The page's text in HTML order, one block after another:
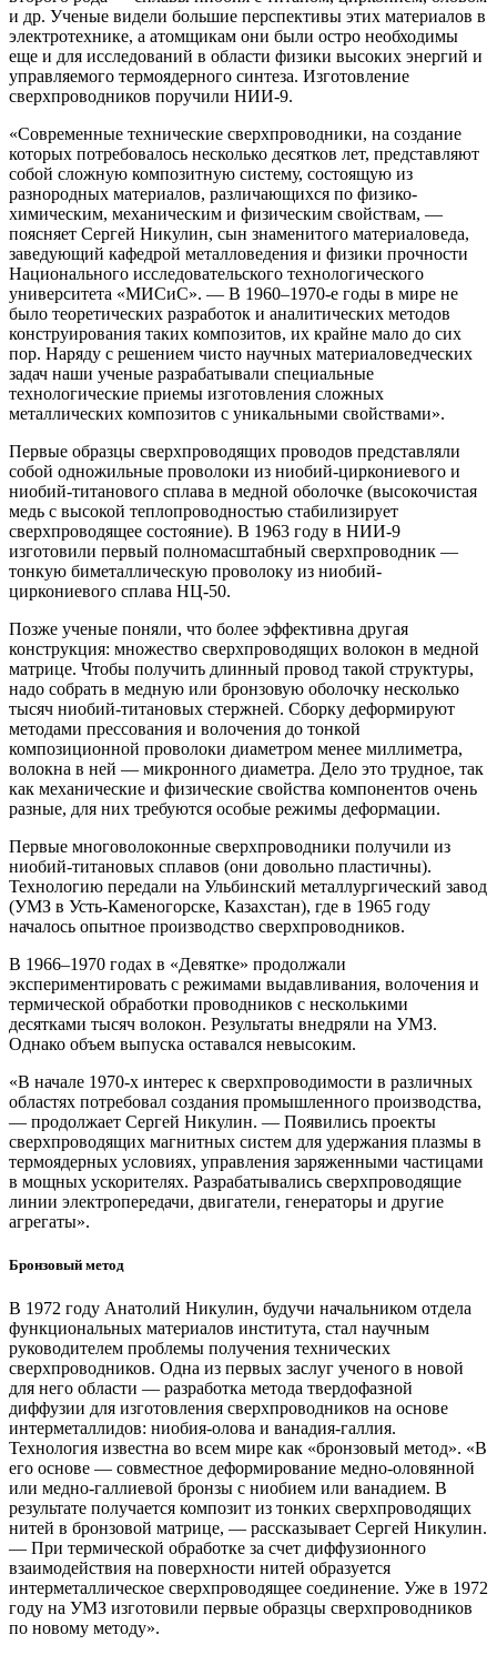
и др. Ученые видели большие перспективы этих материалов в
электротехнике, а атомщикам они были остро необходимы
еще и для исследований в области физики высоких энергий и
управляемого термоядерного синтеза. Изготовление
сверхпроводников поручили НИИ‑9.
«Современные технические сверхпроводники, на создание
которых потребовалось несколько десятков лет, представляют
собой сложную композитную систему, состоящую из
разнородных материалов, различающихся по физико-
химическим, механическим и физическим свойствам, —
поясняет Сергей Никулин, сын знаменитого материаловеда,
заведующий кафедрой металловедения и физики прочности
Национального исследовательского технологического
университета «МИСиС». — В 1960–1970‑е годы в мире не
было теоретических разработок и аналитических методов
конструирования таких композитов, их крайне мало до сих
пор. Наряду с решением чисто научных материаловедческих
задач наши ученые разрабатывали специальные
технологические приемы изготовления сложных
металлических композитов с уникальными свойствами».
Первые образцы сверхпроводящих проводов представляли
собой одножильные проволоки из ниобий-циркониевого и
ниобий-титанового сплава в медной оболочке (высокочистая
медь с высокой теплопроводностью стабилизирует
сверхпроводящее состояние). В 1963 году в НИИ‑9
изготовили первый полномасштабный сверхпроводник —
тонкую биметаллическую проволоку из ниобий-
циркониевого сплава НЦ‑50.
Позже ученые поняли, что более эффективна другая
конструкция: множество сверхпроводящих волокон в медной
матрице. Чтобы получить длинный провод такой структуры,
надо собрать в медную или бронзовую оболочку несколько
тысяч ниобий-титановых стержней. Сборку деформируют
методами прессования и волочения до тонкой
композиционной проволоки диаметром менее миллиметра,
волокна в ней — микронного диаметра. Дело это трудное, так
как механические и физические свойства компонентов очень
разные, для них требуются особые режимы деформации.
Первые многоволоконные сверхпроводники получили из
ниобий-титановых сплавов (они довольно пластичны).
Технологию передали на Ульбинский металлургический завод
(УМЗ в Усть-Каменогорске, Казахстан), где в 1965 году
началось опытное производство сверхпроводников.
В 1966–1970 годах в «Девятке» продолжали
экспериментировать с режимами выдавливания, волочения и
термической обработки проводников с несколькими
десятками тысяч волокон. Результаты внедряли на УМЗ.
Однако объем выпуска оставался невысоким.
«В начале 1970‑х интерес к сверхпроводимости в различных
областях потребовал создания промышленного производства,
— продолжает Сергей Никулин. — Появились проекты
сверхпроводящих магнитных систем для удержания плазмы в
термоядерных условиях, управления заряженными частицами
в мощных ускорителях. Разрабатывались сверхпроводящие
линии электропередачи, двигатели, генераторы и другие
агрегаты».
Бронзовый метод
В 1972 году Анатолий Никулин, будучи начальником отдела
функциональных материалов института, стал научным
руководителем проблемы получения технических
сверхпроводников. Одна из первых заслуг ученого в новой
для него области — разработка метода твердофазной
диффузии для изготовления сверхпроводников на основе
интерметаллидов: ниобия-олова и ванадия-галлия.
Технология известна во всем мире как «бронзовый метод». «В
его основе — совместное деформирование медно-оловянной
или медно-галлиевой бронзы с ниобием или ванадием. В
результате получается композит из тонких сверхпроводящих
нитей в бронзовой матрице, — рассказывает Сергей Никулин.
— При термической обработке за счет диффузионного
взаимодействия на поверхности нитей образуется
интерметаллическое сверхпроводящее соединение. Уже в 1972
году на УМЗ изготовили первые образцы сверхпроводников
по новому методу».